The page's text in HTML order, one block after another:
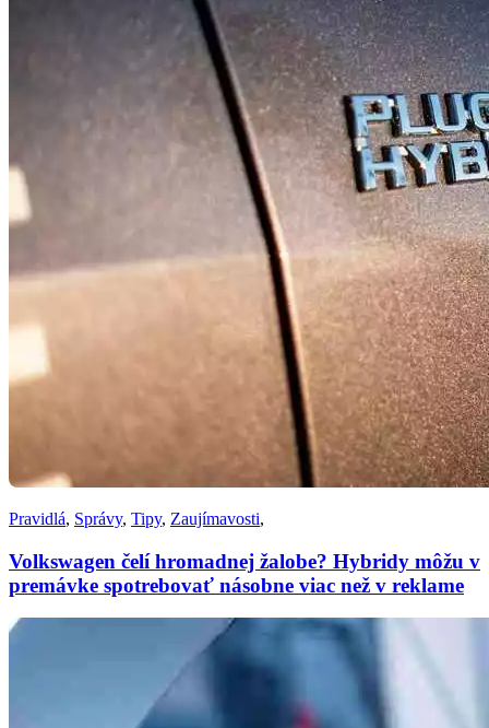
Pravidlá, Správy, Tipy, Zaujímavosti,
Volkswagen čelí hromadnej žalobe? Hybridy môžu v
premávke spotrebovať násobne viac než v reklame